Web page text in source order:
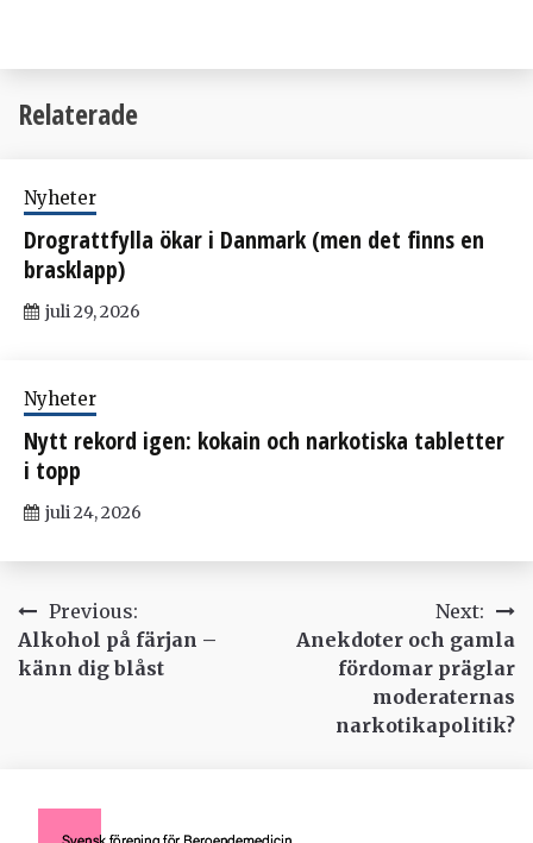
Relaterade
Nyheter
Drograttfylla ökar i Danmark (men det finns en
brasklapp)
juli 29, 2026
Nyheter
Nytt rekord igen: kokain och narkotiska tabletter
i topp
juli 24, 2026
Inläggsnavigering
Previous:
Alkohol på färjan –
känn dig blåst
Next:
Anekdoter och gamla
fördomar präglar
moderaternas
narkotikapolitik?